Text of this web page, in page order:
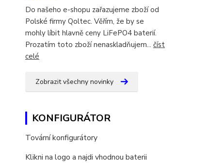
Do našeho e-shopu zařazujeme zboží od
Polské firmy Qoltec. Věřím, že by se
mohly líbit hlavně ceny LiFePO4 baterií.
Prozatím toto zboží nenaskladňujem... číst
celé
Zobrazit všechny novinky
KONFIGURÁTOR
Tovární konfigurátory
Klikni na logo a najdi vhodnou baterii